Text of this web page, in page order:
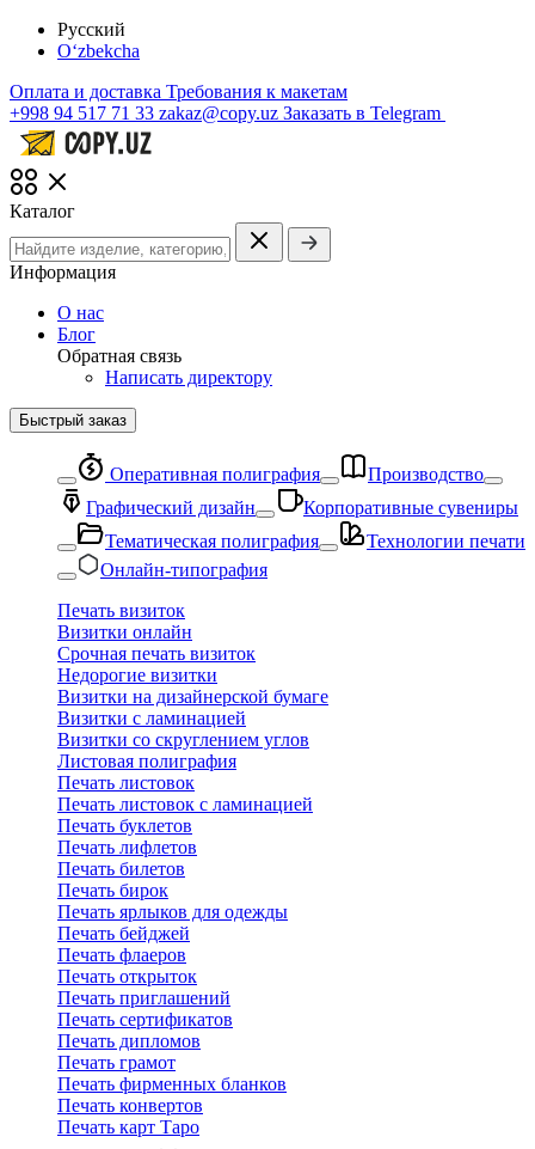
Русский
O‘zbekcha
Оплата и доставка Требования к макетам
+998 94 517 71 33 zakaz@copy.uz Заказать в Telegram
Каталог
Информация
О нас
Блог
Обратная связь
Написать директору
Быстрый заказ
Оперативная полиграфия
Производство
Графический дизайн
Корпоративные сувениры
Тематическая полиграфия
Технологии печати
Онлайн-типография
Печать визиток
Визитки онлайн
Срочная печать визиток
Недорогие визитки
Визитки на дизайнерской бумаге
Визитки с ламинацией
Визитки со скруглением углов
Листовая полиграфия
Печать листовок
Печать листовок с ламинацией
Печать буклетов
Печать лифлетов
Печать билетов
Печать бирок
Печать ярлыков для одежды
Печать бейджей
Печать флаеров
Печать открыток
Печать приглашений
Печать сертификатов
Печать дипломов
Печать грамот
Печать фирменных бланков
Печать конвертов
Печать карт Таро